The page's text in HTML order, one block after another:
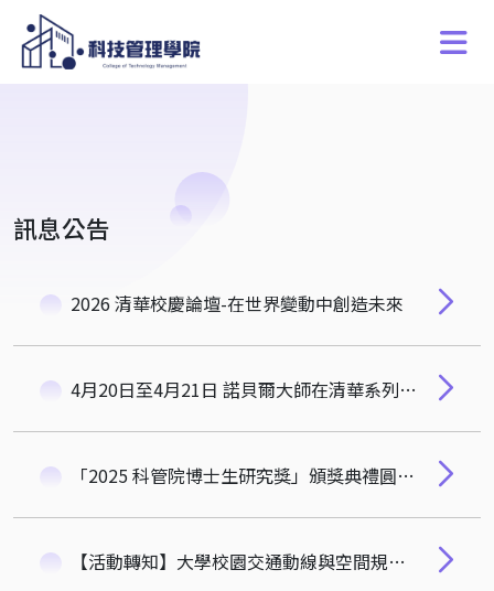
訊息公告
2026 清華校慶論壇-在世界變動中創造未來
4月20日至4月21日 諾貝爾大師在清華系列講座，歡迎參加!
「2025 科管院博士生研究獎」頒獎典禮圓滿落幕！
【活動轉知】大學校園交通動線與空間規劃討論會